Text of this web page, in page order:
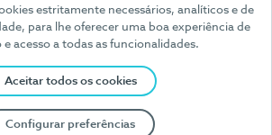
estritamente necessários, analíticos e de
para lhe oferecer uma boa experiência de
e acesso a todas as funcionalidades.
Aceitar todos os cookies
Configurar preferências